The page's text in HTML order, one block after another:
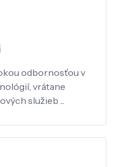
odbornosťou v
vrátane
služieb ...